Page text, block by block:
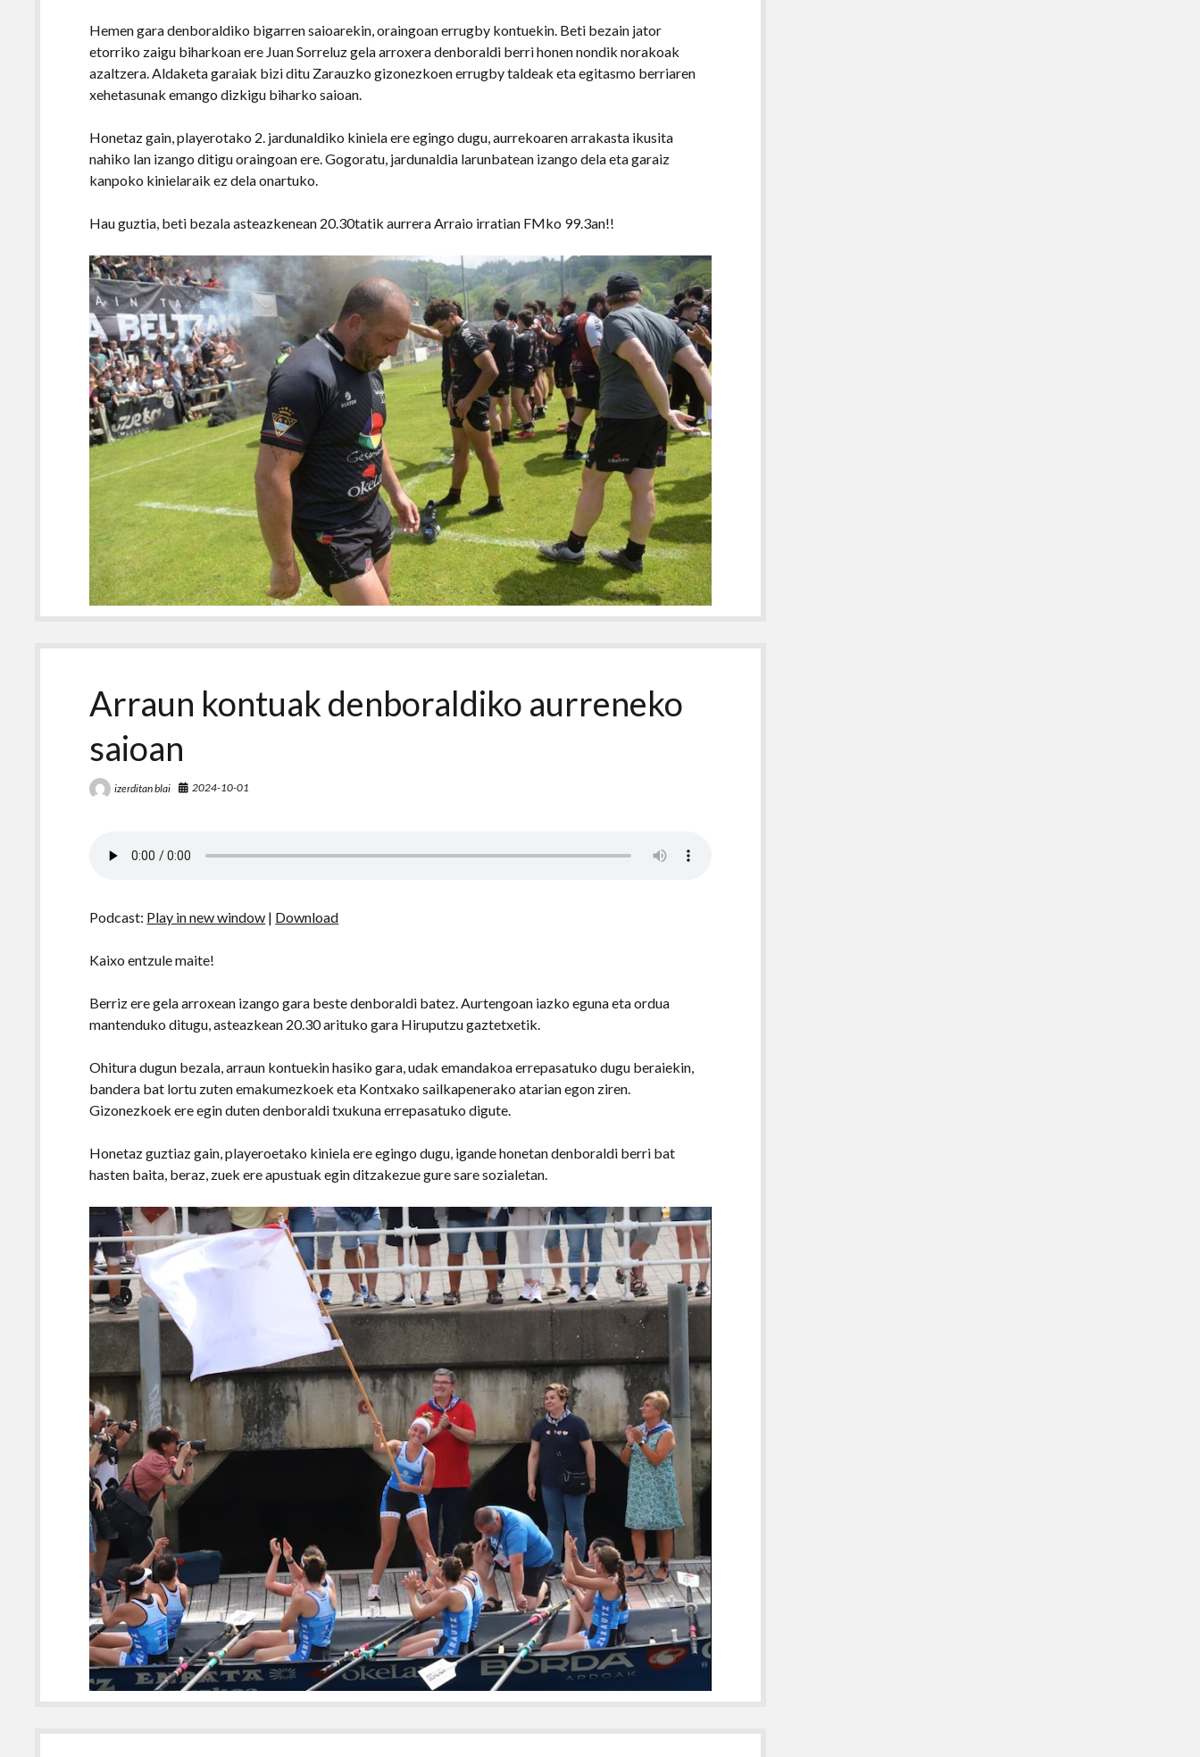
Hemen gara denboraldiko bigarren saioarekin, oraingoan errugby kontuekin. Beti bezain jator
etorriko zaigu biharkoan ere Juan Sorreluz gela arroxera denboraldi berri honen nondik norakoak
azaltzera. Aldaketa garaiak bizi ditu Zarauzko gizonezkoen errugby taldeak eta egitasmo berriaren
xehetasunak emango dizkigu biharko saioan.
Honetaz gain, playerotako 2. jardunaldiko kiniela ere egingo dugu, aurrekoaren arrakasta ikusita
nahiko lan izango ditigu oraingoan ere. Gogoratu, jardunaldia larunbatean izango dela eta garaiz
kanpoko kinielaraik ez dela onartuko.
Hau guztia, beti bezala asteazkenean 20.30tatik aurrera Arraio irratian FMko 99.3an!!
Arraun kontuak denboraldiko aurreneko
saioan
izerditan blai 2024-10-01
Podcast: Play in new window | Download
Kaixo entzule maite!
Berriz ere gela arroxean izango gara beste denboraldi batez. Aurtengoan iazko eguna eta ordua
mantenduko ditugu, asteazkean 20.30 arituko gara Hiruputzu gaztetxetik.
Ohitura dugun bezala, arraun kontuekin hasiko gara, udak emandakoa errepasatuko dugu beraiekin,
bandera bat lortu zuten emakumezkoek eta Kontxako sailkapenerako atarian egon ziren.
Gizonezkoek ere egin duten denboraldi txukuna errepasatuko digute.
Honetaz guztiaz gain, playeroetako kiniela ere egingo dugu, igande honetan denboraldi berri bat
hasten baita, beraz, zuek ere apustuak egin ditzakezue gure sare sozialetan.